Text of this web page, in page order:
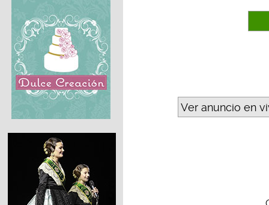
Ver anuncio en